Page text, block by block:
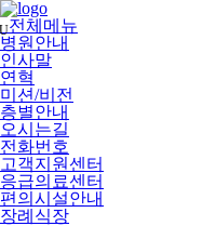
메
뉴
건
너
뛰
기
전체메뉴
병원안내
인사말
연혁
미션/비전
층별안내
오시는길
전화번호
고객지원센터
응급의료센터
편의시설안내
장례식장